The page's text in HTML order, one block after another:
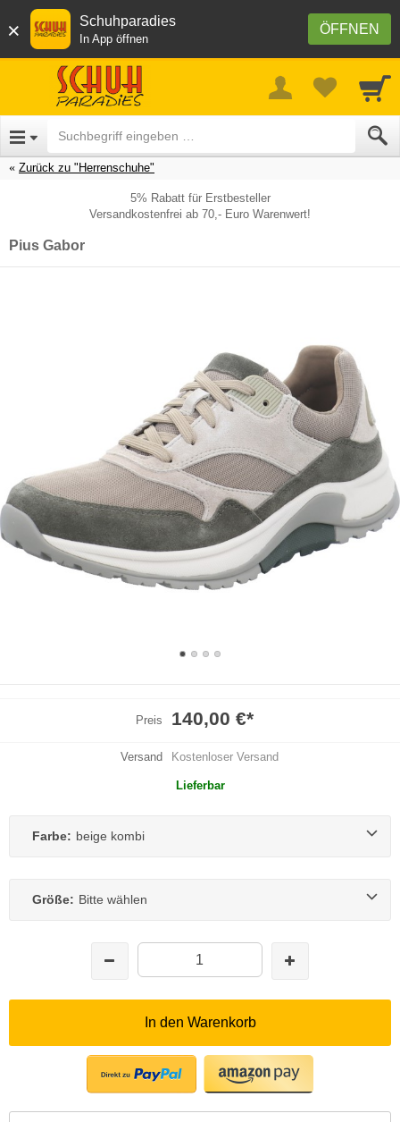
× ÖFFNEN
Schuhparadies
In App öffnen
Zurück zu "Herrenschuhe"
5% Rabatt für Erstbesteller
Versandkostenfrei ab 70,- Euro Warenwert!
Pius Gabor
Preis 140,00 €*
Versand Kostenloser Versand
Lieferbar
Farbe: beige kombi
Größe: Bitte wählen
In den Warenkorb